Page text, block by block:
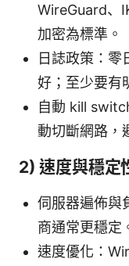
WireGuard、
加密為標準。
日誌政策：
好；至少要有
自動 kill
動切斷網路，
2) 速度與穩定
伺服器遍佈與
商通常更穩定
速度優化：